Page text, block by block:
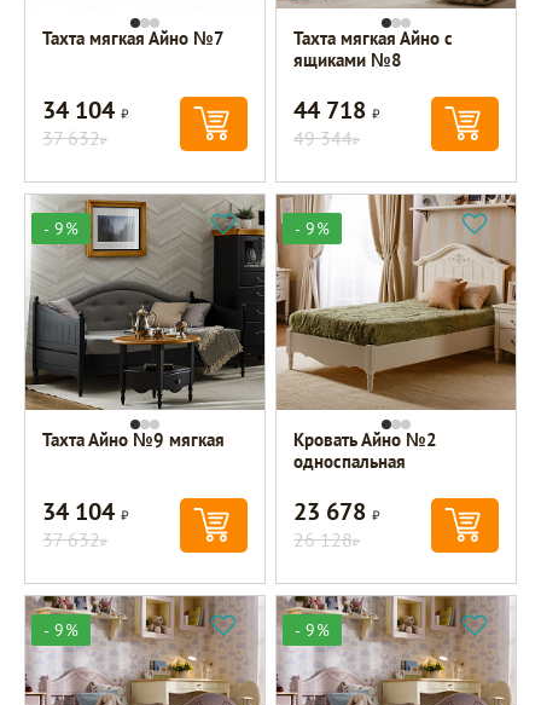
Тахта мягкая Айно №7
34 104Р
37 632Р
Тахта мягкая Айно с
ящиками №8
44 718Р
49 344Р
- 9%
Тахта Айно №9 мягкая
34 104Р
37 632Р
- 9%
Кровать Айно №2
односпальная
23 678Р
26 128Р
- 9% - 9%